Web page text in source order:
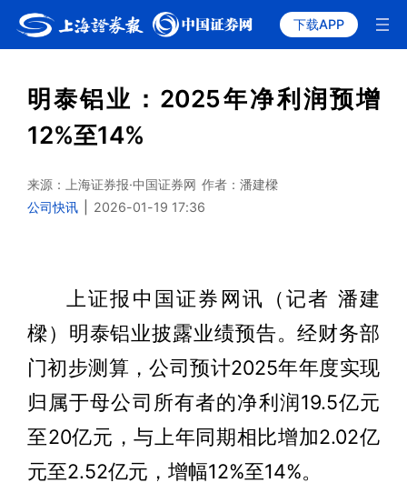
下载APP
明泰铝业：2025年净利润预增
12%至14%
来源：上海证券报·中国证券网 作者：潘建樑
公司快讯
2026-01-19 17:36
上证报中国证券网讯（记者 潘建
樑）明泰铝业披露业绩预告。经财务部
门初步测算，公司预计2025年年度实现
归属于母公司所有者的净利润19.5亿元
至20亿元，与上年同期相比增加2.02亿
元至2.52亿元，增幅12%至14%。